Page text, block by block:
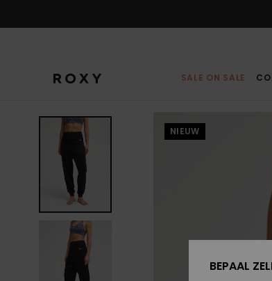
SALE ON SALE
NIEUW
BEPAAL